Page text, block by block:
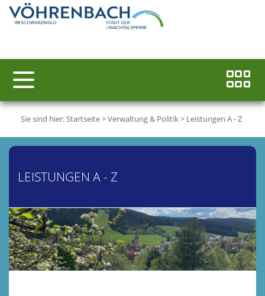
Sie sind hier:Startseite>Verwaltung & Politik> Leistungen A - Z
LEISTUNGEN A - Z